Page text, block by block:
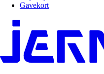
Gavekort